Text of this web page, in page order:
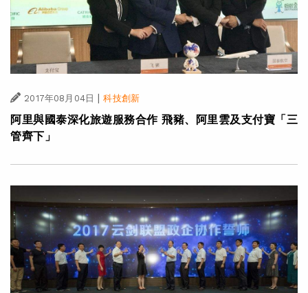
2017年08月04日 | 科技創新
阿里與國泰深化旅遊服務合作 飛豬、阿里雲及支付寶「三
管齊下」